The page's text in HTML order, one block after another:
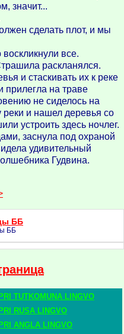
значит...
сделать плот, и мы
все.
раскланялся.
и стаскивать их к реке
на траве
не сиделось на
реки и нашел деревья со
устроить здесь ночлег.
заснула под охраной
удивительный
Гудвина.
ББ
ББ
PRI TUTKOMUNA LINGVO
PRI RUSA LINGVO
PRI ANGLA LINGVO